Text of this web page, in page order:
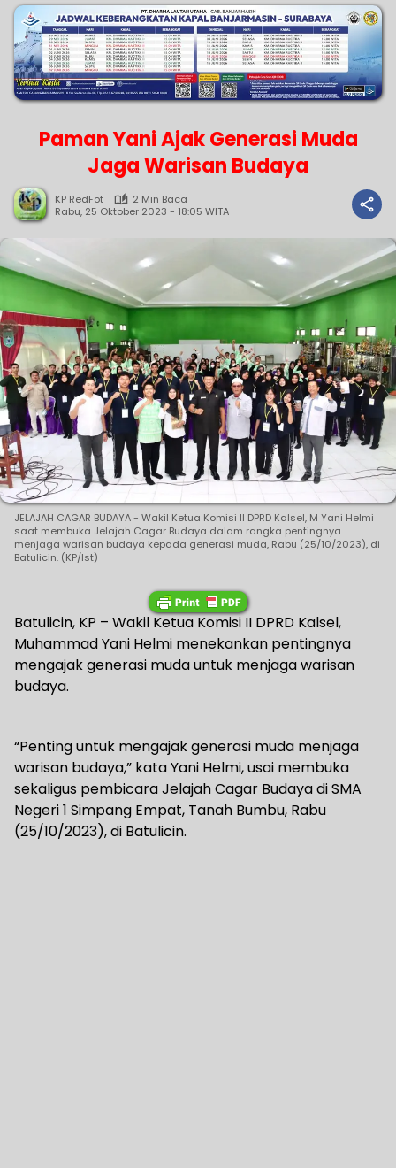
Paman Yani Ajak Generasi Muda
Jaga Warisan Budaya
KP RedFot
2 Min Baca
Rabu, 25 Oktober 2023 - 18:05 WITA
JELAJAH CAGAR BUDAYA - Wakil Ketua Komisi II DPRD Kalsel, M Yani Helmi
saat membuka Jelajah Cagar Budaya dalam rangka pentingnya
menjaga warisan budaya kepada generasi muda, Rabu (25/10/2023), di
Batulicin. (KP/Ist)
Batulicin, KP – Wakil Ketua Komisi II DPRD Kalsel,
Muhammad Yani Helmi menekankan pentingnya
mengajak generasi muda untuk menjaga warisan
budaya.
“Penting untuk mengajak generasi muda menjaga
warisan budaya,” kata Yani Helmi, usai membuka
sekaligus pembicara Jelajah Cagar Budaya di SMA
Negeri 1 Simpang Empat, Tanah Bumbu, Rabu
(25/10/2023), di Batulicin.